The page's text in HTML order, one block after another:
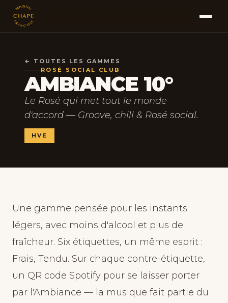
← TOUTES LES GAMMES
ROSÉ SOCIAL CLUB
AMBIANCE 10°
Le Rosé qui met tout le monde
d'accord — Groove, chill & Rosé social.
HVE
Une gamme pensée pour les instants
légers, avec moins d'alcool et plus de
fraîcheur. Six étiquettes, un même esprit :
Frais, Tendu. Sur chaque contre-étiquette,
un QR code Spotify pour se laisser porter
par l'Ambiance — la musique fait partie du